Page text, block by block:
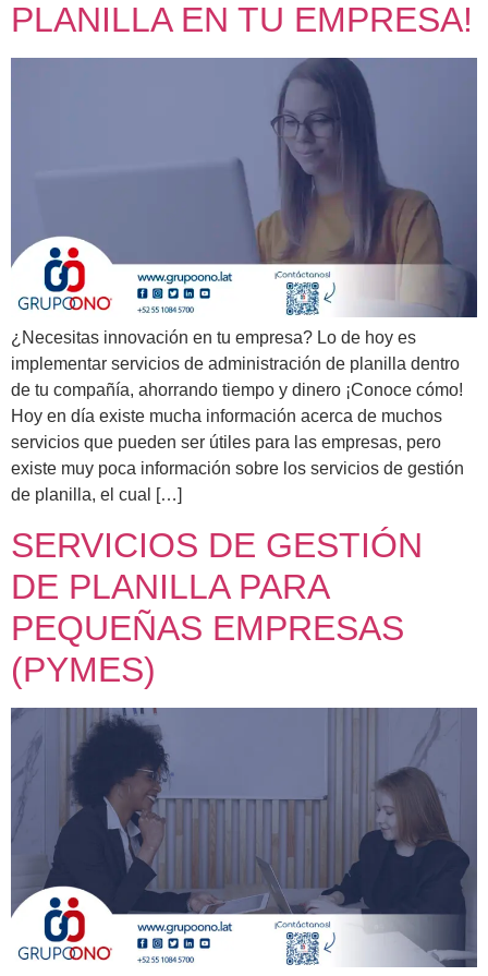
PLANILLA EN TU EMPRESA!
¿Necesitas innovación en tu empresa? Lo de hoy es
implementar servicios de administración de planilla dentro
de tu compañía, ahorrando tiempo y dinero ¡Conoce cómo!
Hoy en día existe mucha información acerca de muchos
servicios que pueden ser útiles para las empresas, pero
existe muy poca información sobre los servicios de gestión
de planilla, el cual […]
SERVICIOS DE GESTIÓN
DE PLANILLA PARA
PEQUEÑAS EMPRESAS
(PYMES)